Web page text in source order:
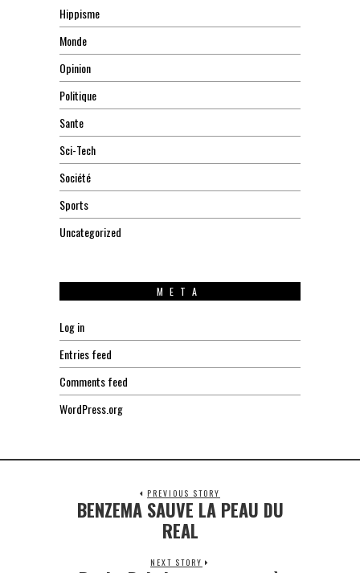
Hippisme
Monde
Opinion
Politique
Sante
Sci-Tech
Société
Sports
Uncategorized
META
Log in
Entries feed
Comments feed
WordPress.org
PREVIOUS STORY
Previous
post:
BENZEMA SAUVE LA PEAU DU
REAL
NEXT STORY